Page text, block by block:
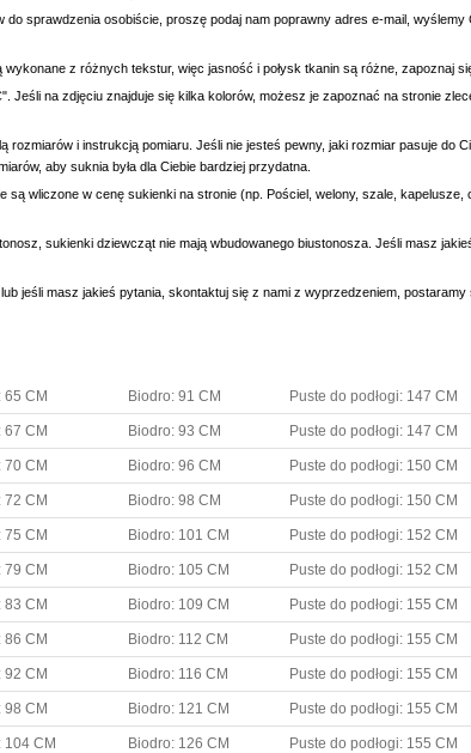
sprawdzenia osobiście, proszę podaj nam poprawny adres e-mail, wyślemy
z różnych tekstur, więc jasność i połysk tkanin są różne, zapoznaj
Jeśli na zdjęciu znajduje się kilka kolorów, możesz je zapoznać na stronie
i instrukcją pomiaru. Jeśli nie jesteś pewny, jaki rozmiar pasuje do
aby suknia była dla Ciebie bardziej przydatna.
są wliczone w cenę sukienki na stronie (np. Pościel, welony, szale,
sukienki dziewcząt nie mają wbudowanego biustonosza. Jeśli masz
jeśli masz jakieś pytania, skontaktuj się z nami z wyprzedzeniem, postaramy
65 CM Biodro: 91 CM Puste do podłogi: 147 CM
67 CM Biodro: 93 CM Puste do podłogi: 147 CM
70 CM Biodro: 96 CM Puste do podłogi: 150 CM
72 CM Biodro: 98 CM Puste do podłogi: 150 CM
75 CM Biodro: 101 CM Puste do podłogi: 152 CM
79 CM Biodro: 105 CM Puste do podłogi: 152 CM
83 CM Biodro: 109 CM Puste do podłogi: 155 CM
86 CM Biodro: 112 CM Puste do podłogi: 155 CM
92 CM Biodro: 116 CM Puste do podłogi: 155 CM
98 CM Biodro: 121 CM Puste do podłogi: 155 CM
104 CM Biodro: 126 CM Puste do podłogi: 155 CM